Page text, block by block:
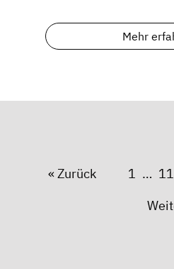
Mehr
« Zurück 1 11